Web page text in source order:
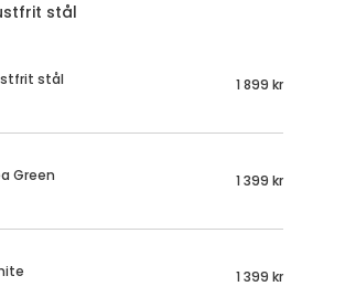
stål
stål 1 899 kr
Green 1 399 kr
1 399 kr